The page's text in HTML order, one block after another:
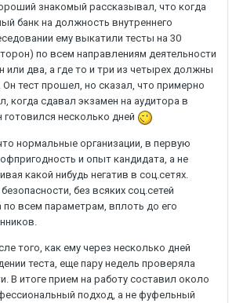
знакомый рассказывал, что когда
банк на должность внутреннего
ему выкатили тесты на 30
по всем направлениям деятельности
или два, а где то и три из четырех должны
тест прошел, но сказал, что примерно
когда сдавал экзамен на аудитора в
несколько дней
нормальные организации, в первую
и опыт кандидата, а не
какой нибудь негатив в соц.сетях.
без всяких соц.сетей
по всем параметрам, вплоть до его
того, как ему через несколько дней
теста, еще пару недель проверяла
В итоге прием на работу составил около
подход, а не фуфельный